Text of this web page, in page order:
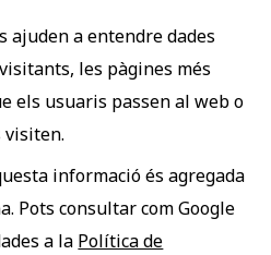
ajuden a entendre dades
les pàgines més
els usuaris passen al web o
visiten.
informació és agregada
Pots consultar com Google
a la Política de